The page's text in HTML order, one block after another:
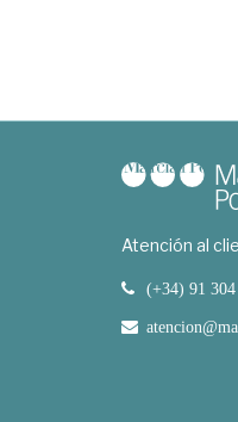
Atención al
(+34) 91